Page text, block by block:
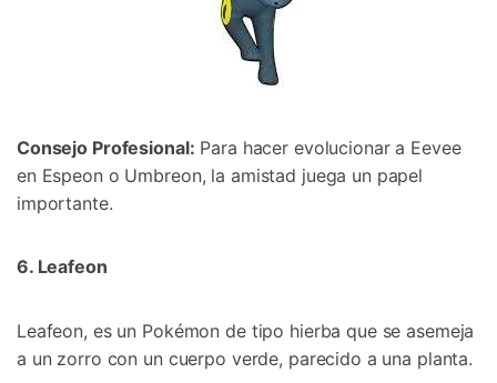
Consejo Profesional: Para hacer evolucionar a Eevee
en Espeon o Umbreon, la amistad juega un papel
importante.󠀲󠀡󠀨󠀠󠀢󠀣󠀢󠀧󠀩󠀳
6. Leafeon󠀲󠀡󠀨󠀠󠀢󠀣󠀢󠀨󠀠󠀳
Leafeon, es un Pokémon de tipo hierba que se asemeja
a un zorro con un cuerpo verde, parecido a una planta.󠀲󠀡󠀨󠀠󠀢󠀣󠀢󠀨󠀡